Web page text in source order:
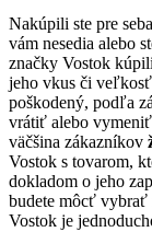
Nakúpili ste pre
vám nesedia alebo
značky Vostok
jeho vkus či
poškodený, podľa
vrátiť alebo
väčšina zákazníkov
Vostok s tovarom,
dokladom o jeho
budete môcť vybrať
Vostok je